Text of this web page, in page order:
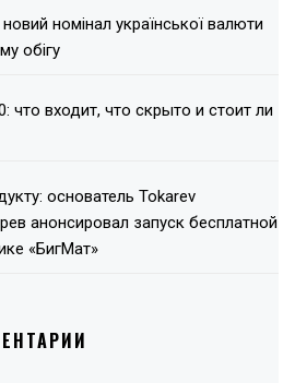
номінал української валюти
обігу
что входит, что скрыто и стоит ли
основатель Tokarev
анонсировал запуск бесплатной
«БигМат»